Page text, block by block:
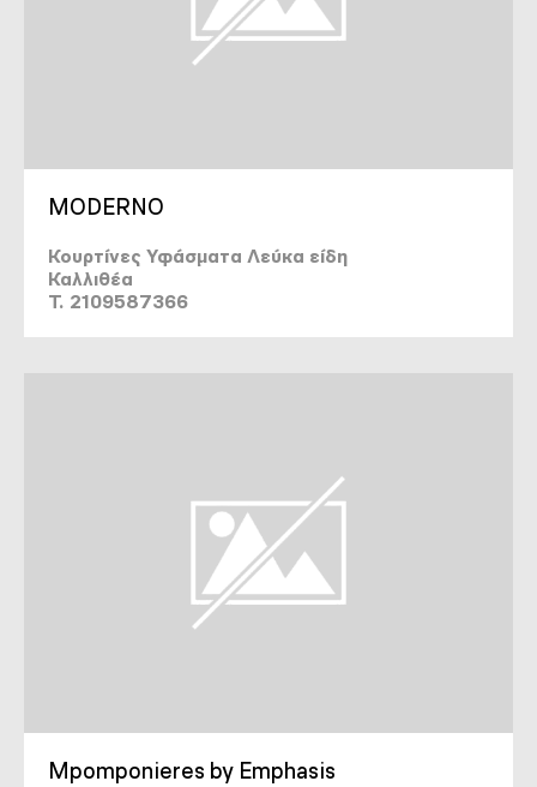
MODERNO
Κουρτίνες Υφάσματα Λεύκα είδη
Καλλιθέα
T. 2109587366
Mpomponieres by Emphasis